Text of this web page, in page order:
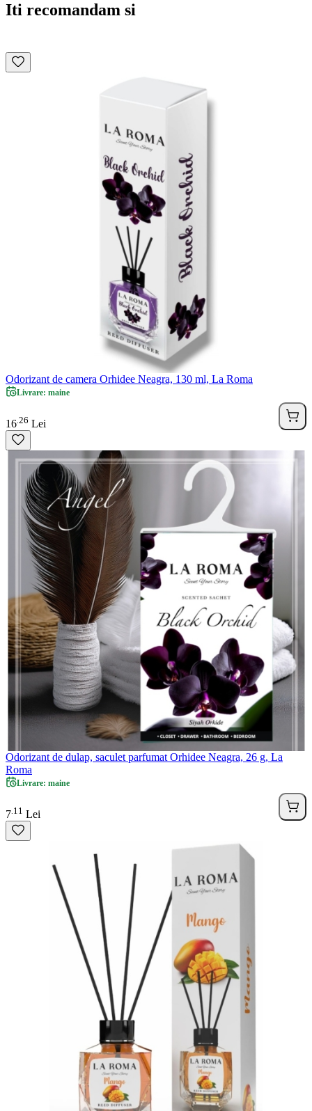
Iti recomandam si
Odorizant de camera Orhidee Neagra, 130 ml, La Roma
Livrare: maine
16 26 Lei
Odorizant de dulap, saculet parfumat Orhidee Neagra, 26 g, La
Roma
Livrare: maine
7 11 Lei